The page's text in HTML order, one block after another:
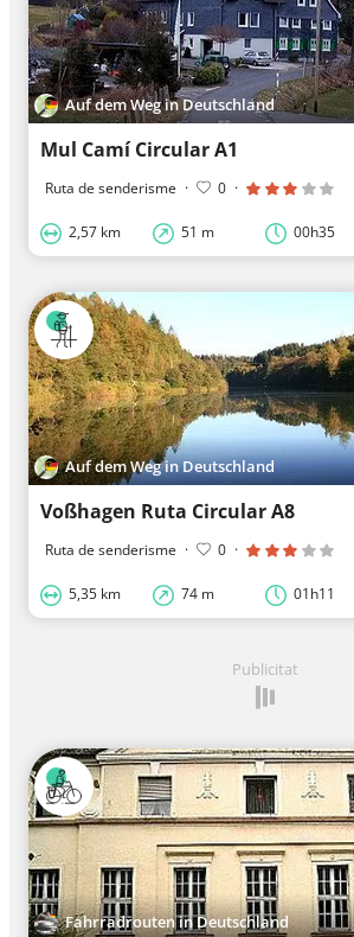
Auf dem Weg in Deutschland
Mul Camí Circular A1
Ruta de senderisme · 0 ·
2,57 km 51 m 00h35
Auf dem Weg in Deutschland
Voßhagen Ruta Circular A8
Ruta de senderisme · 0 ·
5,35 km 74 m 01h11
Publicitat
Fahrradrouten in Deutschland